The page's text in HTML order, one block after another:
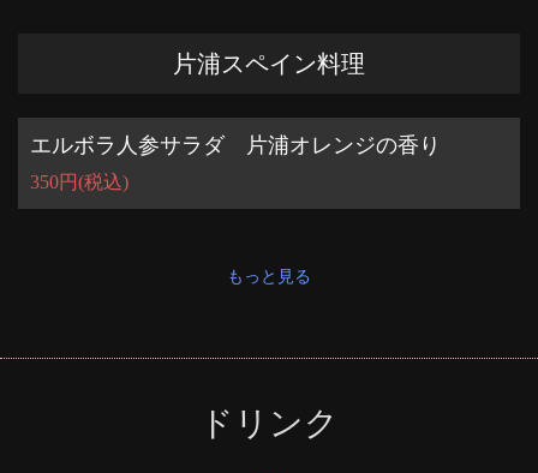
片浦スペイン料理
エルボラ人参サラダ 片浦オレンジの香り
350円(税込)
もっと見る
ドリンク